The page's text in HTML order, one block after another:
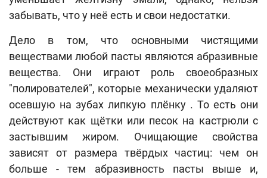
забывать, что у неё есть и свои недостатки.
Дело в том, что основными чистящими
веществами любой пасты являются абразивные
вещества. Они играют роль своеобразных
"полирователей", которые механически удаляют
осевшую на зубах липкую плёнку . То есть они
действуют как щётки или песок на кастрюли с
застывшим жиром. Очищающие свойства
зависят от размера твёрдых частиц: чем он
больше - тем абразивность пасты выше и,